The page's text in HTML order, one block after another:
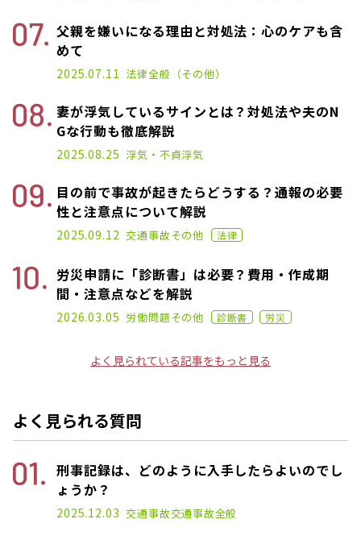
父親を嫌いになる理由と対処法：心のケアも含
めて
2025.02.19
2025.07.11 法律全般（その他）
妻が浮気しているサインとは？対処法や夫のN
Gな行動も徹底解説
2025.01.17
2025.08.25 浮気・不貞浮気
目の前で事故が起きたらどうする？通報の必要
性と注意点について解説
2021.02.26
2025.09.12 交通事故その他 法律
労災申請に「診断書」は必要？費用・作成期
間・注意点などを解説
2024.11.22
2026.03.05 労働問題その他 診断書 労災
よく見られている記事をもっと見る
よく見られる質問
刑事記録は、どのように入手したらよいのでし
ょうか？
2025.12.03 交通事故交通事故全般